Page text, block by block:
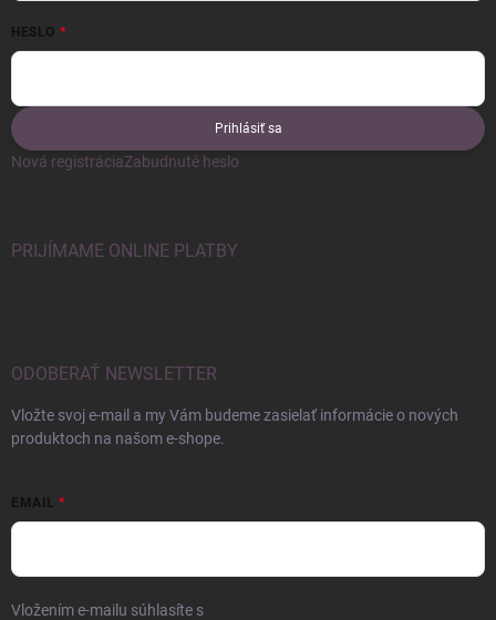
HESLO
Prihlásiť sa
Nová registráciaZabudnuté heslo
PRIJÍMAME ONLINE PLATBY
ODOBERAŤ NEWSLETTER
Vložte svoj e-mail a my Vám budeme zasielať informácie o nových
produktoch na našom e-shope.
EMAIL
Vložením e-mailu súhlasíte s